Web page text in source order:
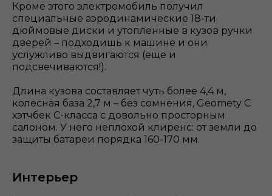
Кроме этого электромобиль получил
специальные аэродинамические 18-ти
дюймовые диски и утопленные в кузов ручки
дверей – подходишь к машине и они
услужливо выдвигаются (еще и
подсвечиваются!).
Длина кузова составляет чуть более 4,4 м,
колесная база 2,7 м – без сомнения, Geomety С
хэтчбек С-класса с довольно просторным
салоном. У него неплохой клиренс: от земли до
защиты батареи порядка 160-170 мм.
Интерьер